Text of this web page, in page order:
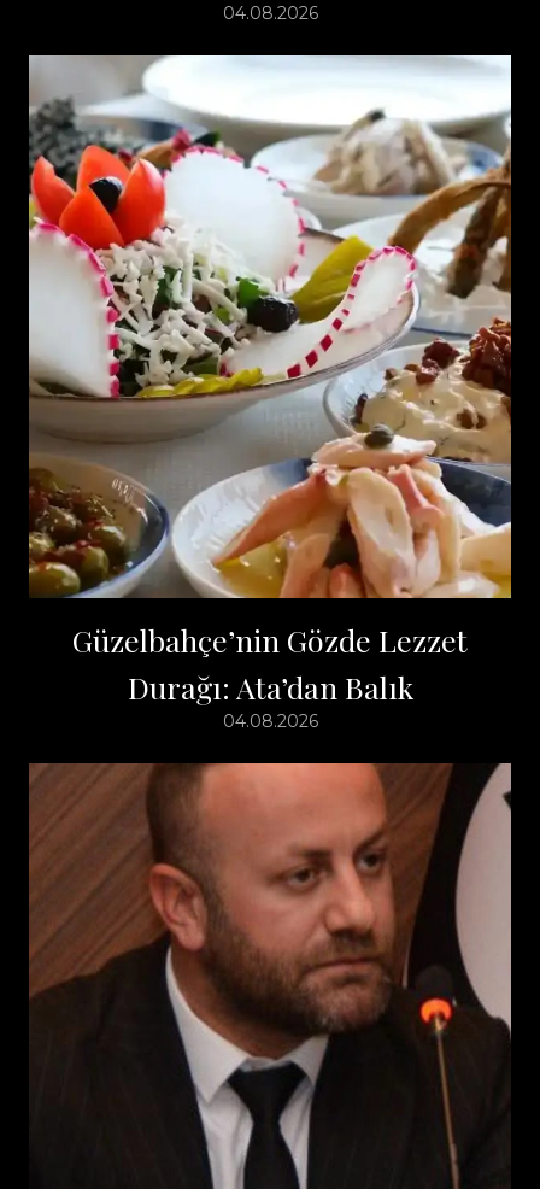
04.08.2026
Güzelbahçe’nin Gözde Lezzet
Durağı: Ata’dan Balık
04.08.2026